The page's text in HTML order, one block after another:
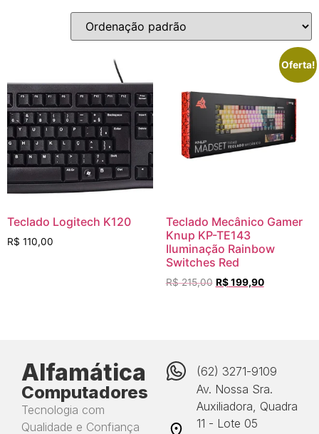
Teclado Logitech K120
R$ 110,00
Oferta!
Teclado Mecânico Gamer
Knup KP-TE143
Iluminação Rainbow
Switches Red
R$215,00 R$199,90
Alfamática
Computadores
Tecnologia com
Qualidade e Confiança
(62) 3271-9109
Av. Nossa Sra.
Auxiliadora, Quadra
11 - Lote 05